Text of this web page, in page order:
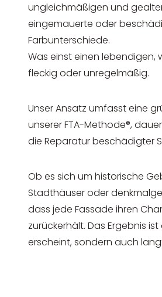
ungleichmäßigen und
eingemauerte oder
Farbunterschiede.
Was einst einen lebendigen,
fleckig oder unregelmäßig.
Unser Ansatz umfasst eine
unserer FTA-Methode®,
die Reparatur beschädigter
Ob es sich um historische
Stadthäuser oder
dass jede Fassade ihren
zurückerhält. Das Ergebnis
erscheint, sondern auch